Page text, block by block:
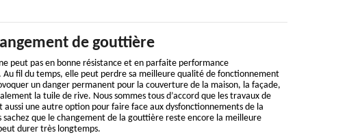
de gouttière
peut pas en bonne résistance et en parfaite performance
fil du temps, elle peut perdre sa meilleure qualité de fonctionnement
un danger permanent pour la couverture de la maison, la façade,
la tuile de rive. Nous sommes tous d’accord que les travaux de
aussi une autre option pour faire face aux dysfonctionnements de la
que le changement de la gouttière reste encore la meilleure
durer très longtemps.